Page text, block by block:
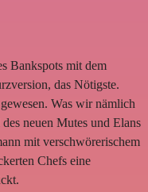
Bankspots mit dem
das Nötigste.
Was wir nämlich
neuen Mutes und Elans
mit verschwörerischem
Chefs eine